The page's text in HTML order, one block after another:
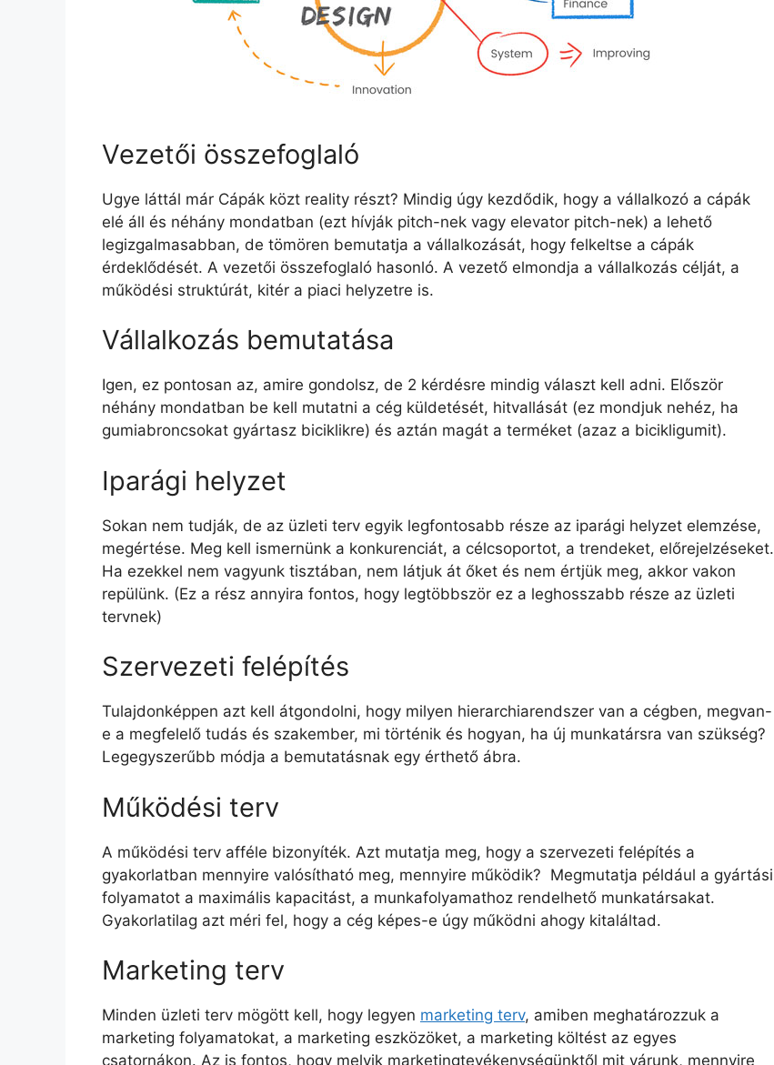
Vezetői összefoglaló
Ugye láttál már Cápák közt reality részt? Mindig úgy kezdődik, hogy a vállalkozó a cápák
elé áll és néhány mondatban (ezt hívják pitch-nek vagy elevator pitch-nek) a lehető
legizgalmasabban, de tömören bemutatja a vállalkozását, hogy felkeltse a cápák
érdeklődését. A vezetői összefoglaló hasonló. A vezető elmondja a vállalkozás célját, a
működési struktúrát, kitér a piaci helyzetre is.
Vállalkozás bemutatása
Igen, ez pontosan az, amire gondolsz, de 2 kérdésre mindig választ kell adni. Először
néhány mondatban be kell mutatni a cég küldetését, hitvallását (ez mondjuk nehéz, ha
gumiabroncsokat gyártasz biciklikre) és aztán magát a terméket (azaz a bicikligumit).
Iparági helyzet
Sokan nem tudják, de az üzleti terv egyik legfontosabb része az iparági helyzet elemzése,
megértése. Meg kell ismernünk a konkurenciát, a célcsoportot, a trendeket, előrejelzéseket.
Ha ezekkel nem vagyunk tisztában, nem látjuk át őket és nem értjük meg, akkor vakon
repülünk. (Ez a rész annyira fontos, hogy legtöbbször ez a leghosszabb része az üzleti
tervnek)
Szervezeti felépítés
Tulajdonképpen azt kell átgondolni, hogy milyen hierarchiarendszer van a cégben, megvan-
e a megfelelő tudás és szakember, mi történik és hogyan, ha új munkatársra van szükség?
Legegyszerűbb módja a bemutatásnak egy érthető ábra.
Működési terv
A működési terv afféle bizonyíték. Azt mutatja meg, hogy a szervezeti felépítés a
gyakorlatban mennyire valósítható meg, mennyire működik? Megmutatja például a gyártási
folyamatot a maximális kapacitást, a munkafolyamathoz rendelhető munkatársakat.
Gyakorlatilag azt méri fel, hogy a cég képes-e úgy működni ahogy kitaláltad.
Marketing terv
Minden üzleti terv mögött kell, hogy legyen marketing terv, amiben meghatározzuk a
marketing folyamatokat, a marketing eszközöket, a marketing költést az egyes
csatornákon. Az is fontos, hogy melyik marketingtevékenységünktől mit várunk, mennyire